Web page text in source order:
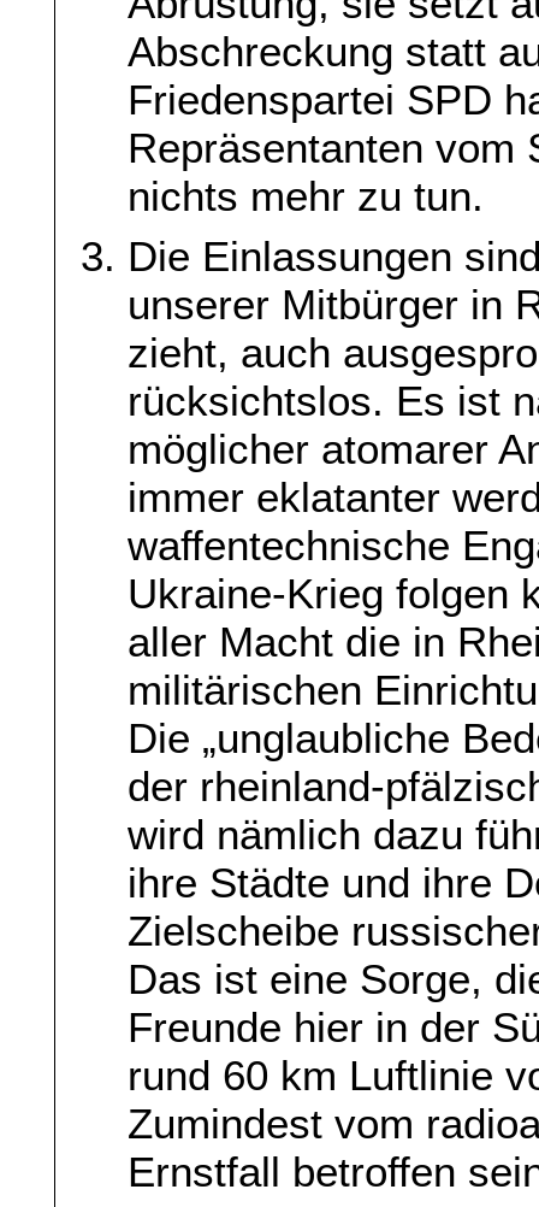
Abschreckung statt
Friedenspartei SPD
Repräsentanten vom
nichts mehr zu tun.
Die Einlassungen
unserer Mitbürger in
zieht, auch
rücksichtslos. Es ist
möglicher atomarer
immer eklatanter
waffentechnische
Ukraine-Krieg folgen
aller Macht die in
militärischen
Die „unglaubliche
der rheinland-
wird nämlich dazu
ihre Städte und ihre
Zielscheibe
Das ist eine Sorge,
Freunde hier in der
rund 60 km Luftlinie
Zumindest vom
Ernstfall betroffen